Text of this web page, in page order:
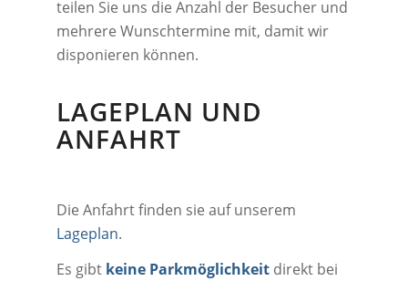
teilen Sie uns die Anzahl der Besucher und
mehrere Wunschtermine mit, damit wir
disponieren können.
LAGEPLAN UND
ANFAHRT
Die Anfahrt finden sie auf unserem
Lageplan.
Es gibt keine Parkmöglichkeit direkt bei